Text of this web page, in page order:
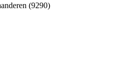
(9290)